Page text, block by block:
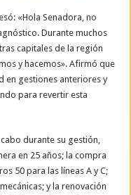
«Hola Senadora, no
Durante muchos
capitales de la región
y hacemos». Afirmó que
en gestiones anteriores y
para revertir esta
durante su gestión,
en 25 años; la compra
50 para las líneas A y C;
y la renovación